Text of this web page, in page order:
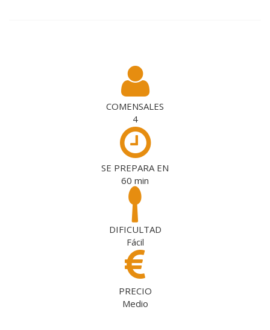
COMENSALES
4
SE PREPARA EN
60 min
DIFICULTAD
Fácil
PRECIO
Medio